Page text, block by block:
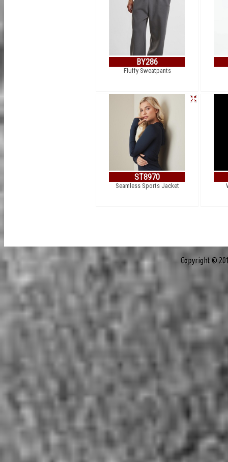
BY286
Fluffy Sweatpants
ST8970
Seamless Sports Jacket
Copyright ©